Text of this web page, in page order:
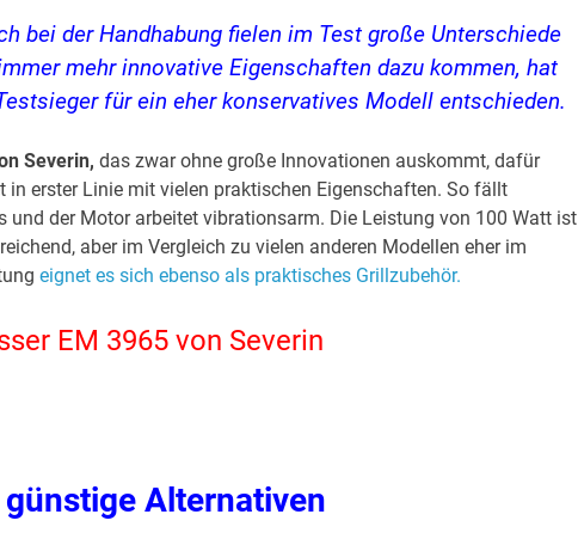
bei der Handhabung fielen im Test große Unterschiede
mehr innovative Eigenschaften dazu kommen, hat
für ein eher konservatives Modell entschieden.
Severin, das zwar ohne große Innovationen auskommt, dafür
in erster Linie mit vielen praktischen Eigenschaften. So fällt
und der Motor arbeitet vibrationsarm. Die Leistung von 100 Watt ist
aber im Vergleich zu vielen anderen Modellen eher im
eignet es sich ebenso als praktisches Grillzubehör.
EM 3965 von Severin
Alternativen